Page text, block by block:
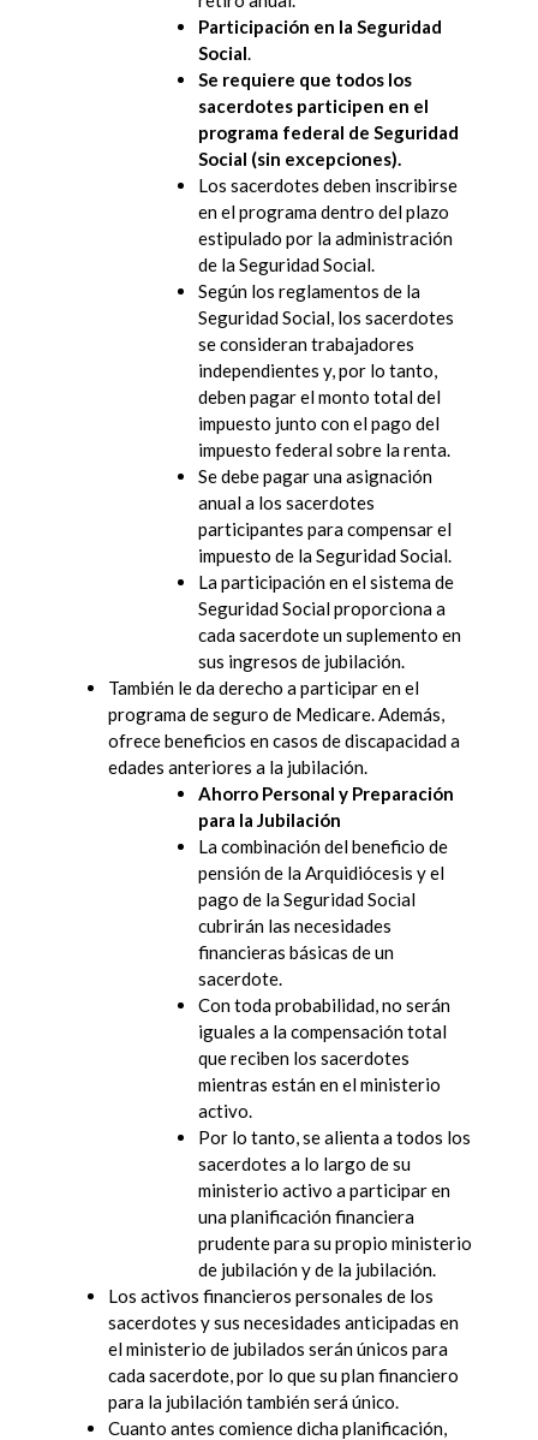
Participación en la Seguridad
Social.
Se requiere que todos los
sacerdotes participen en el
programa federal de Seguridad
Social (sin excepciones).
Los sacerdotes deben inscribirse
en el programa dentro del plazo
estipulado por la administración
de la Seguridad Social.
Según los reglamentos de la
Seguridad Social, los sacerdotes
se consideran trabajadores
independientes y, por lo tanto,
deben pagar el monto total del
impuesto junto con el pago del
impuesto federal sobre la renta.
Se debe pagar una asignación
anual a los sacerdotes
participantes para compensar el
impuesto de la Seguridad Social.
La participación en el sistema de
Seguridad Social proporciona a
cada sacerdote un suplemento en
sus ingresos de jubilación.
También le da derecho a participar en el
programa de seguro de Medicare. Además,
ofrece beneficios en casos de discapacidad a
edades anteriores a la jubilación.
Ahorro Personal y Preparación
para la Jubilación
La combinación del beneficio de
pensión de la Arquidiócesis y el
pago de la Seguridad Social
cubrirán las necesidades
financieras básicas de un
sacerdote.
Con toda probabilidad, no serán
iguales a la compensación total
que reciben los sacerdotes
mientras están en el ministerio
activo.
Por lo tanto, se alienta a todos los
sacerdotes a lo largo de su
ministerio activo a participar en
una planificación financiera
prudente para su propio ministerio
de jubilación y de la jubilación.
Los activos financieros personales de los
sacerdotes y sus necesidades anticipadas en
el ministerio de jubilados serán únicos para
cada sacerdote, por lo que su plan financiero
para la jubilación también será único.
Cuanto antes comience dicha planificación,